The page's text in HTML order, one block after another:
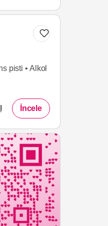
pisti • Alkol
İncele